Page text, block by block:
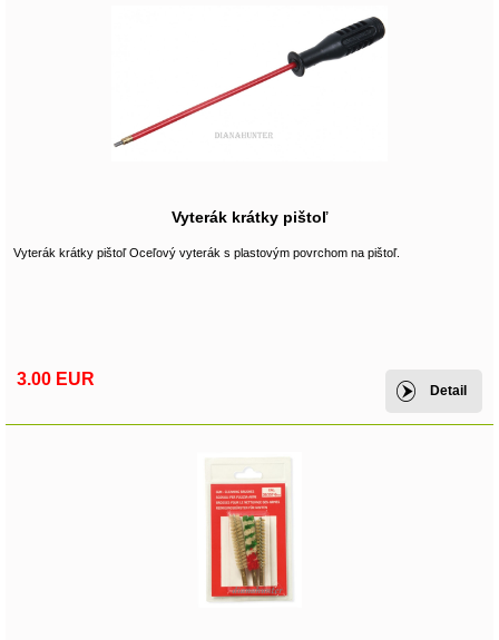
Vyterák krátky pištoľ
Vyterák krátky pištoľ Oceľový vyterák s plastovým povrchom na pištoľ.
3.00 EUR
Detail